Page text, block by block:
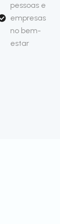
pessoas e
empresas
no bem-
estar